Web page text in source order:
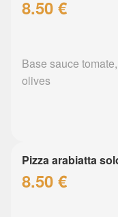
8.50 €
Base sauce
olives
Pizza arabiatta
8.50 €